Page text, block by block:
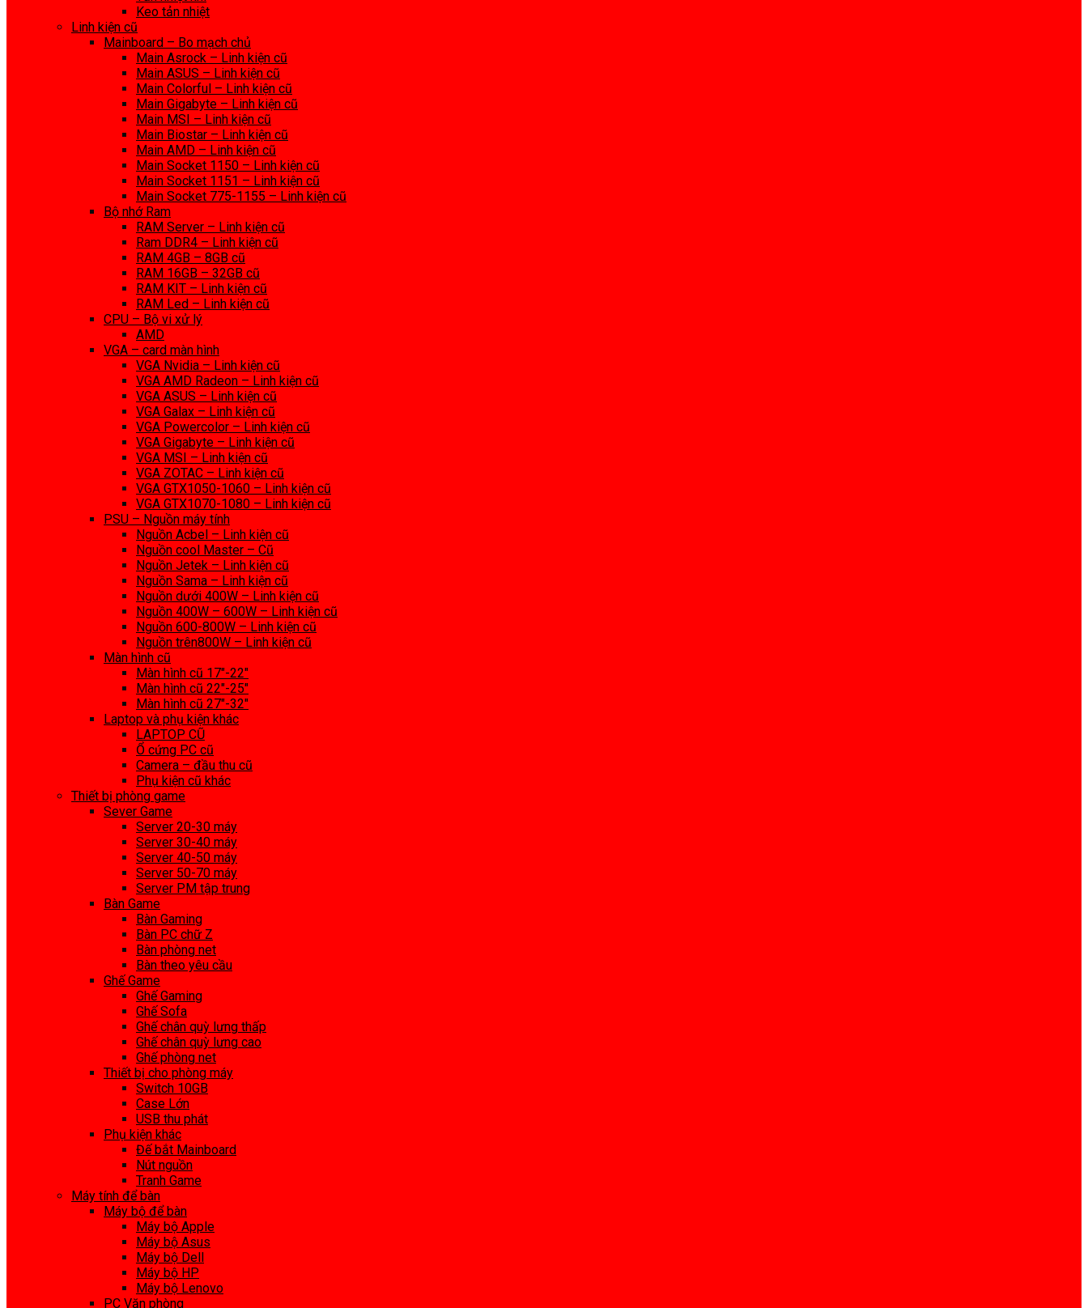
Keo tản nhiệt
Linh kiện cũ
Mainboard – Bo mạch chủ
Main Asrock – Linh kiện cũ
Main ASUS – Linh kiện cũ
Main Colorful – Linh kiện cũ
Main Gigabyte – Linh kiện cũ
Main MSI – Linh kiện cũ
Main Biostar – Linh kiện cũ
Main AMD – Linh kiện cũ
Main Socket 1150 – Linh kiện cũ
Main Socket 1151 – Linh kiện cũ
Main Socket 775-1155 – Linh kiện cũ
Bộ nhớ Ram
RAM Server – Linh kiện cũ
Ram DDR4 – Linh kiện cũ
RAM 4GB – 8GB cũ
RAM 16GB – 32GB cũ
RAM KIT – Linh kiện cũ
RAM Led – Linh kiện cũ
CPU – Bộ vi xử lý
AMD
VGA – card màn hình
VGA Nvidia – Linh kiện cũ
VGA AMD Radeon – Linh kiện cũ
VGA ASUS – Linh kiện cũ
VGA Galax – Linh kiện cũ
VGA Powercolor – Linh kiện cũ
VGA Gigabyte – Linh kiện cũ
VGA MSI – Linh kiện cũ
VGA ZOTAC – Linh kiện cũ
VGA GTX1050-1060 – Linh kiện cũ
VGA GTX1070-1080 – Linh kiện cũ
PSU – Nguồn máy tính
Nguồn Acbel – Linh kiện cũ
Nguồn cool Master – Cũ
Nguồn Jetek – Linh kiện cũ
Nguồn Sama – Linh kiện cũ
Nguồn dưới 400W – Linh kiện cũ
Nguồn 400W – 600W – Linh kiện cũ
Nguồn 600-800W – Linh kiện cũ
Nguồn trên800W – Linh kiện cũ
Màn hình cũ
Màn hình cũ 17″-22″
Màn hình cũ 22″-25″
Màn hình cũ 27″-32″
Laptop và phụ kiện khác
LAPTOP CŨ
Ổ cứng PC cũ
Camera – đầu thu cũ
Phụ kiện cũ khác
Thiết bị phòng game
Sever Game
Server 20-30 máy
Server 30-40 máy
Server 40-50 máy
Server 50-70 máy
Server PM tập trung
Bàn Game
Bàn Gaming
Bàn PC chữ Z
Bàn phòng net
Bàn theo yêu cầu
Ghế Game
Ghế Gaming
Ghế Sofa
Ghế chân quỳ lưng thấp
Ghế chân quỳ lưng cao
Ghế phòng net
Thiết bị cho phòng máy
Switch 10GB
Case Lớn
USB thu phát
Phụ kiện khác
Đế bắt Mainboard
Nút nguồn
Tranh Game
Máy tính để bàn
Máy bộ để bàn
Máy bộ Apple
Máy bộ Asus
Máy bộ Dell
Máy bộ HP
Máy bộ Lenovo
PC Văn phòng